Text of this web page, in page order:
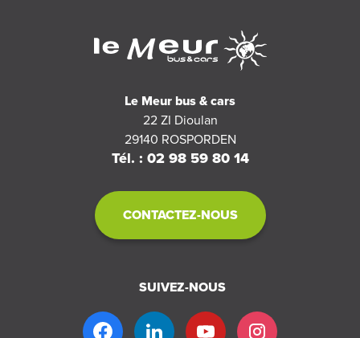
Le Meur bus & cars
22 ZI Dioulan
29140 ROSPORDEN
Tél. : 02 98 59 80 14
CONTACTEZ-NOUS
SUIVEZ-NOUS